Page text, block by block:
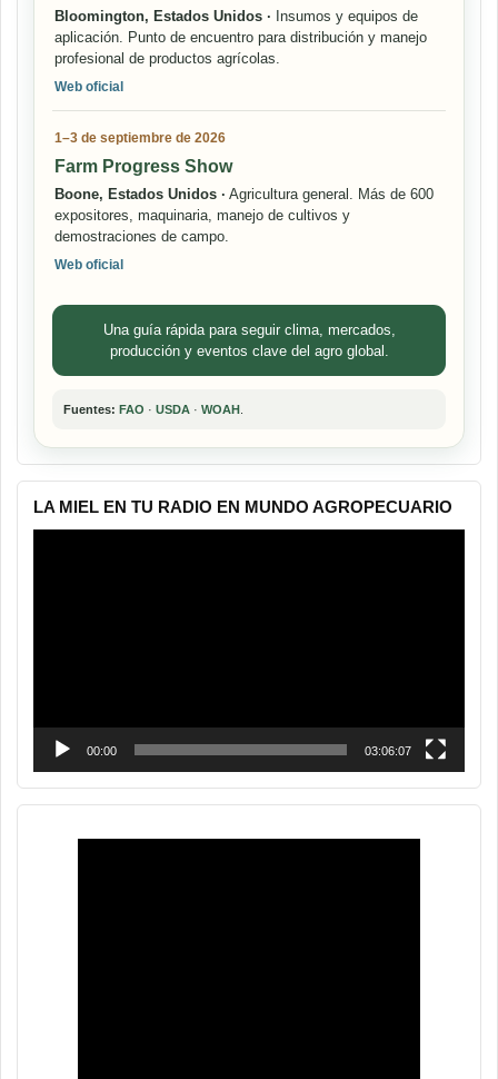
Bloomington, Estados Unidos · Insumos y equipos de
aplicación. Punto de encuentro para distribución y manejo
profesional de productos agrícolas.
Web oficial
1–3 de septiembre de 2026
Farm Progress Show
Boone, Estados Unidos · Agricultura general. Más de 600
expositores, maquinaria, manejo de cultivos y
demostraciones de campo.
Web oficial
Una guía rápida para seguir clima, mercados,
producción y eventos clave del agro global.
Fuentes: FAO · USDA · WOAH
LA MIEL EN TU RADIO EN MUNDO AGROPECUARIO
00:00 03:06:07